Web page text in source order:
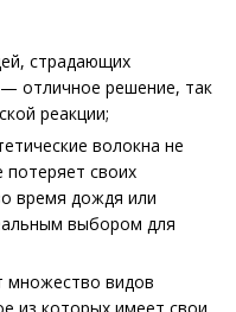
страдающих
— отличное решение, так
реакции;
волокна не
потеряет своих
время дождя или
выбором для
множество видов